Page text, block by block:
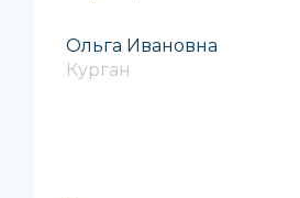
Ольга Ивановна
Курган